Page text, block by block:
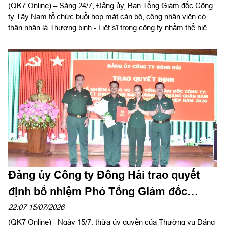
(QK7 Online) – Sáng 24/7, Đảng ủy, Ban Tổng Giám đốc Công
ty Tây Nam tổ chức buổi họp mặt cán bộ, công nhân viên có
thân nhân là Thương binh - Liệt sĩ trong công ty nhằm thể hiện
thương binh, bệnh binh nhân kỷ niệm 79 năm ngày Thương
binh - Liệt sĩ (27/7/1947 – 27/7/2026).
Đảng ủy Công ty Đông Hải trao quyết
định bổ nhiệm Phó Tổng Giám đốc
Công ty
22:07 15/07/2026
(QK7 Online) - Ngày 15/7, thừa ủy quyền của Thường vụ Đảng